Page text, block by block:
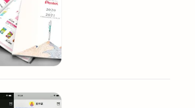
照片後製修圖
作投稿 Flutter
Solidworks
動畫製作 服務項目